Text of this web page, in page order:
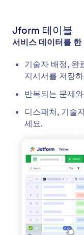
Jform 테이블
서비스 데이터를
기술자 배정, 완
지시서를 저장
반복되는 문제
디스패처, 기술
세요.